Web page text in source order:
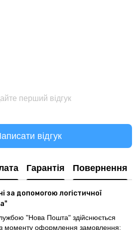
перший відгук
відгук
Гарантія Повернення
за допомогою логістичної
"Нова Пошта" здійснюється
моменту оформлення замовлення;